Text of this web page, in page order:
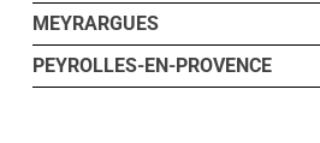
MEYRARGUES
PEYROLLES-EN-PROVENCE